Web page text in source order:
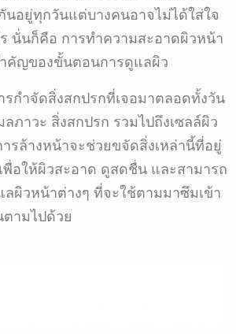
กันอยู่ทุกวันแต่บางคนอาจไม่ได้ใส่ใจ
นั่นก็คือ การทำความสะอาดผิวหน้า
คัญของขั้นตอนการดูแลผิว
รกำจัดสิ่งสกปรกที่เจอมาตลอดทั้งวัน
ลภาวะ สิ่งสกปรก รวมไปถึงเซลล์ผิว
ารล้างหน้าจะช่วยขจัดสิ่งเหล่านี้ที่อยู่
เพื่อให้ผิวสะอาด ดูสดชื่น และสามารถ
ผิวหน้าต่างๆ ที่จะใช้ตามมาซึมเข้า
ามไปด้วย